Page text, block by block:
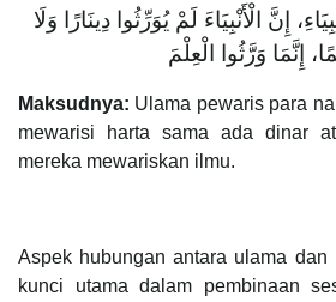
إِنَّ الْأَنْبِيَاءَ لَمْ يُوَرِّثُوا دِينَارًا وَلَا
إِنَّمَا وَرَّثُوا الْعِلْمَ
Maksudnya: Ulama pewaris para
mewarisi harta sama ada dinar
mereka mewariskan ilmu.
Aspek hubungan antara ulama dan
kunci utama dalam pembinaan